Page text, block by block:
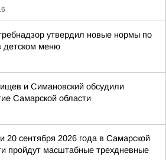
утвердил новые нормы по
детском меню
и Симановский обсудили
Самарской области
20 сентября 2026 года в Самарской
пройдут масштабные трехдневные